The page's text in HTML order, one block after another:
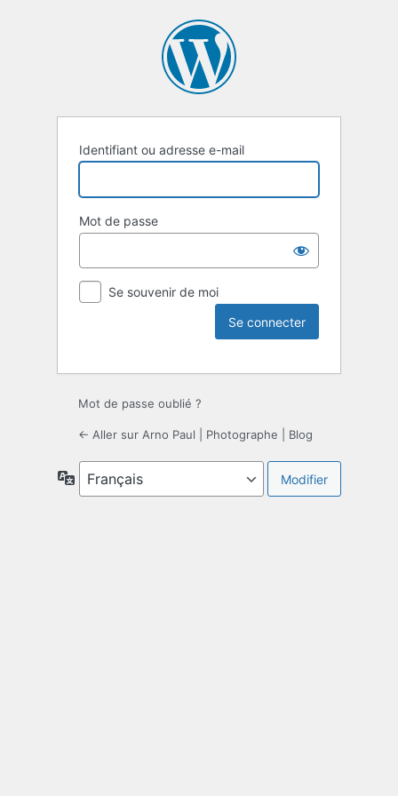
Identifiant ou adresse e-mail
Mot de passe
Se souvenir de moi
Mot de passe oublié ?
← Aller sur Arno Paul | Photographe | Blog
Langue